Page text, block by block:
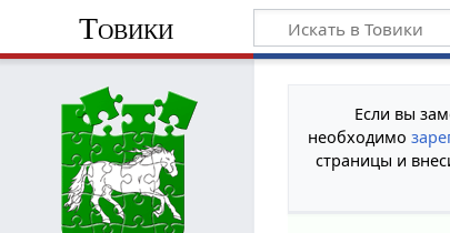
Товики
Если вы
необходимо
страницы и